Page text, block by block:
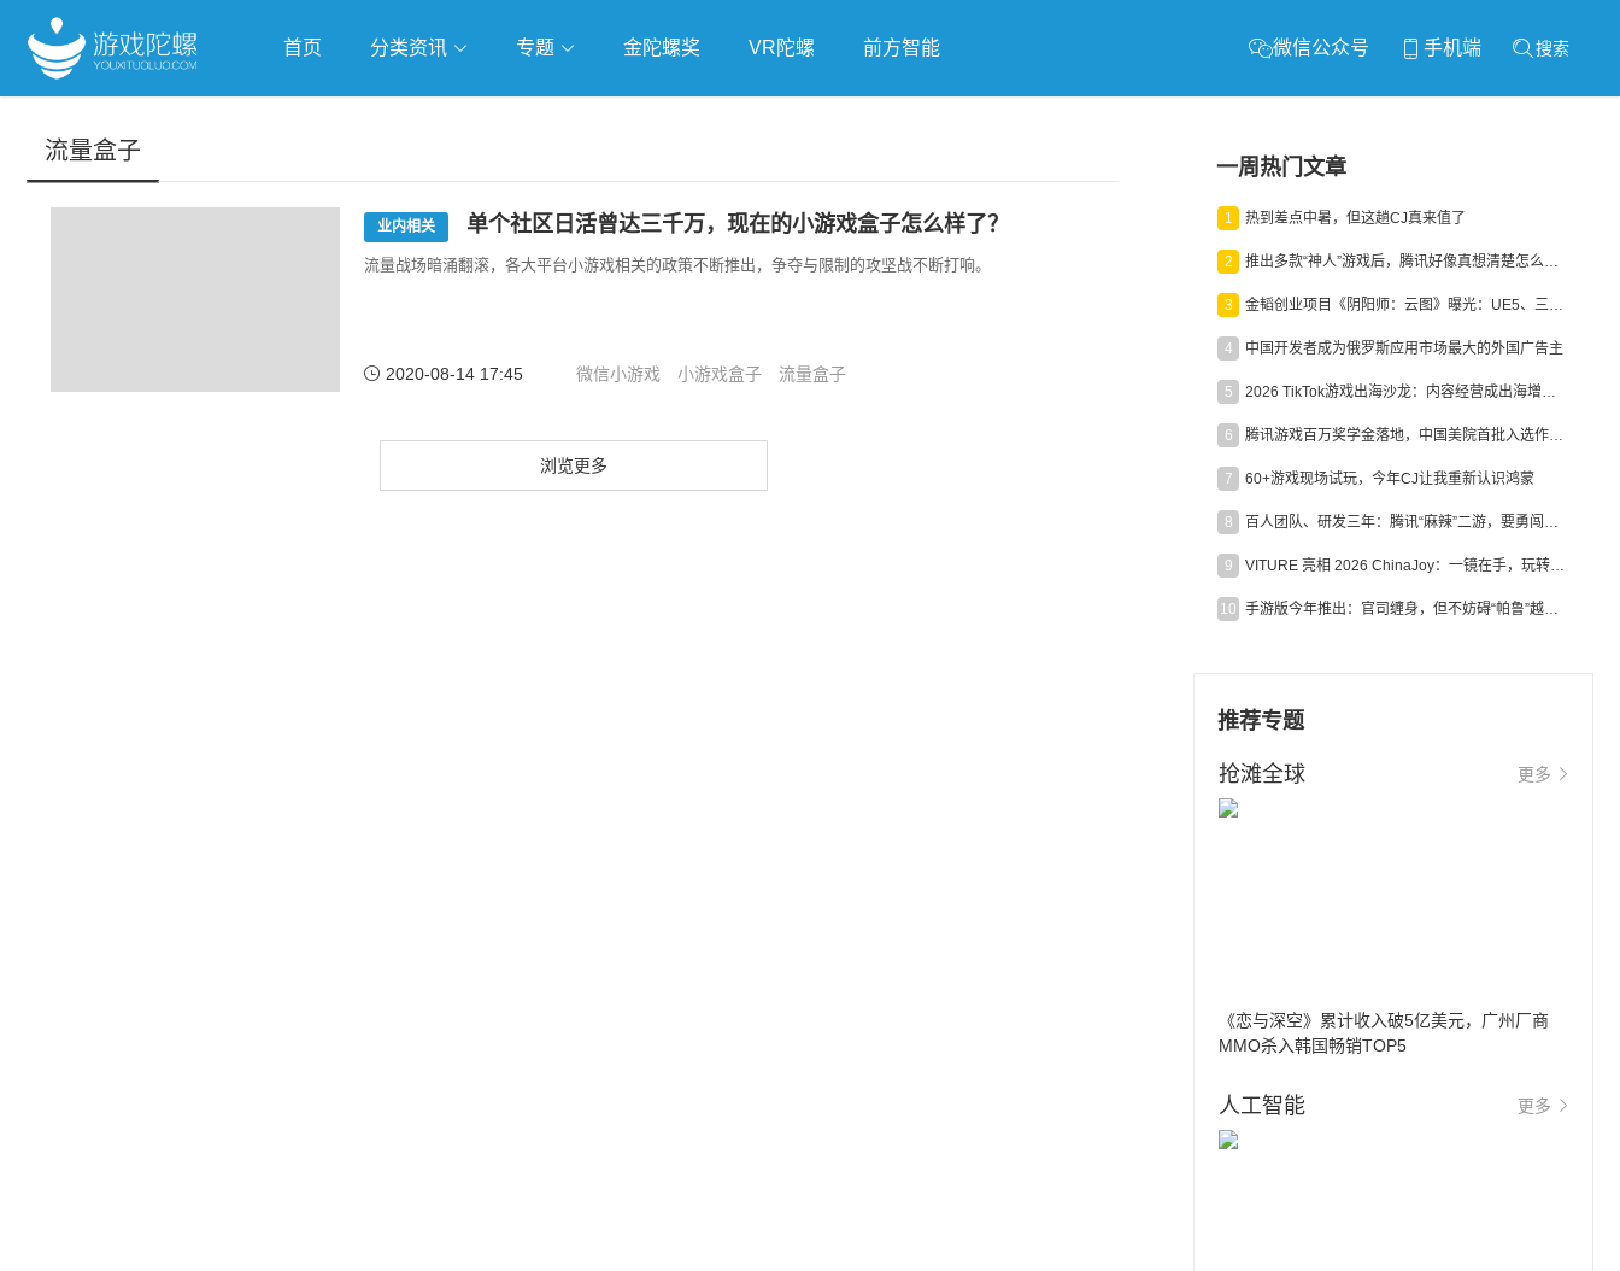
首页 分类资讯 专题 金陀螺奖 VR陀螺 前方智能 微信公众号 手机端 搜索
流量盒子
业内相关 单个社区日活曾达三千万，现在的小游戏盒子怎么样了？
流量战场暗涌翻滚，各大平台小游戏相关的政策不断推出，争夺与限制的攻坚战不断打响。
2020-08-14 17:45 微信小游戏 小游戏盒子 流量盒子
浏览更多
一周热门文章
1 热到差点中暑，但这趟CJ真来值了
2 推出多款“神人”游戏后，腾讯好像真想清楚怎么做二次元了
3 金韬创业项目《阴阳师：云图》曝光：UE5、三端互通、ARPG
4 中国开发者成为俄罗斯应用市场最大的外国广告主
5 2026 TikTok游戏出海沙龙：内容经营成出海增长新引擎
6 腾讯游戏百万奖学金落地，中国美院首批入选作品获业内关注
7 60+游戏现场试玩，今年CJ让我重新认识鸿蒙
8 百人团队、研发三年：腾讯“麻辣”二游，要勇闯男性恋爱市场
9 VITURE 亮相 2026 ChinaJoy：一镜在手，玩转全场！
10 手游版今年推出：官司缠身，但不妨碍“帕鲁”越来越火
推荐专题
抢滩全球 更多
《恋与深空》累计收入破5亿美元，广州厂商
MMO杀入韩国畅销TOP5
人工智能 更多